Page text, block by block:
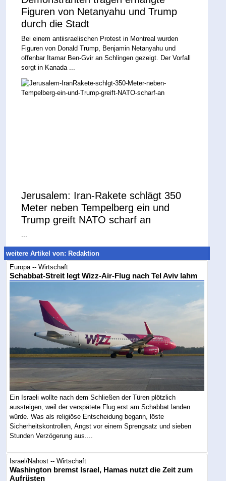
Figuren von Netanyahu und Trump
durch die Stadt
Bei einem antiisraelischen Protest in Montreal wurden
Figuren von Donald Trump, Benjamin Netanyahu und
offenbar Itamar Ben-Gvir an Schlingen gezeigt. Der Vorfall
sorgt in Kanada ...
Jerusalem: Iran-Rakete schlägt 350
Meter neben Tempelberg ein und
Trump greift NATO scharf an
...
weitere Artikel von: Redaktion
Europa -- Wirtschaft
Schabbat-Streit legt Wizz-Air-Flug nach Tel Aviv lahm
Ein Israeli wollte nach dem Schließen der Türen plötzlich
aussteigen, weil der verspätete Flug erst am Schabbat landen
würde. Was als religiöse Entscheidung begann, löste
Sicherheitskontrollen, Angst vor einem Sprengsatz und sieben
Stunden Verzögerung aus....
Israel/Nahost -- Wirtschaft
Washington bremst Israel, Hamas nutzt die Zeit zum
Aufrüsten